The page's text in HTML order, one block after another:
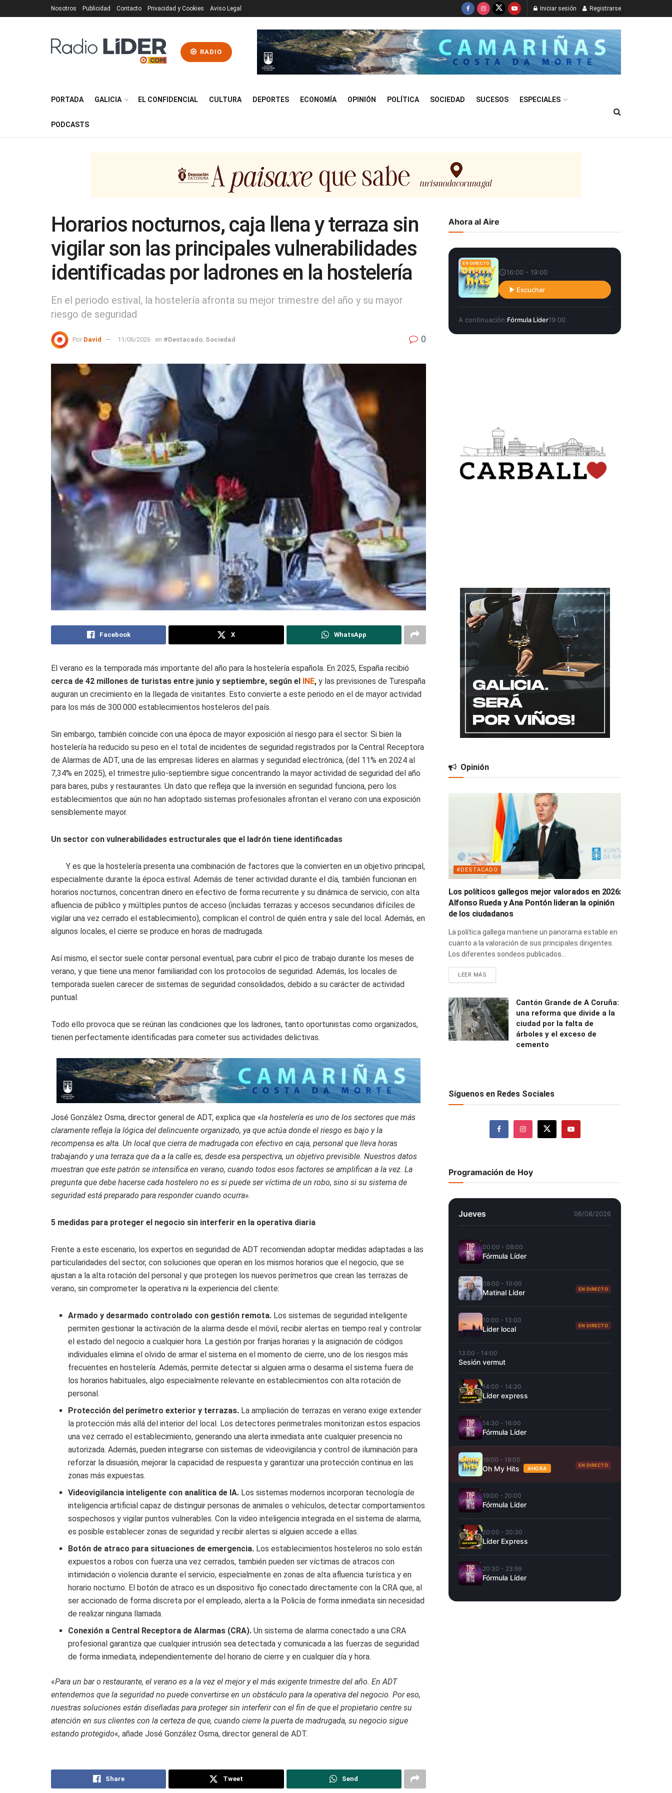
Nosotros Publicidad Contacto Privacidad y Cookies Aviso Legal Iniciar sesión Registrarse
RADIO
PORTADA GALICIA EL CONFIDENCIAL CULTURA DEPORTES ECONOMÍA OPINIÓN POLÍTICA SOCIEDAD SUCESOS ESPECIALES
PODCASTS
Horarios nocturnos, caja llena y terraza sin
vigilar son las principales vulnerabilidades
identificadas por ladrones en la hostelería
En el periodo estival, la hostelería afronta su mejor trimestre del año y su mayor
riesgo de seguridad
Por David 11/06/2026 en #Destacado Sociedad 0
Facebook X WhatsApp
El verano es la temporada más importante del año para la hostelería española. En 2025, España recibió
cerca de 42 millones de turistas entre junio y septiembre, según el INE, y las previsiones de Turespaña
auguran un crecimiento en la llegada de visitantes. Esto convierte a este periodo en el de mayor actividad
para los más de 300.000 establecimientos hosteleros del país.
Sin embargo, también coincide con una época de mayor exposición al riesgo para el sector. Si bien la
hostelería ha reducido su peso en el total de incidentes de seguridad registrados por la Central Receptora
de Alarmas de ADT, una de las empresas líderes en alarmas y seguridad electrónica, (del 11% en 2024 al
7,34% en 2025), el trimestre julio-septiembre sigue concentrando la mayor actividad de seguridad del año
para bares, pubs y restaurantes. Un dato que refleja que la inversión en seguridad funciona, pero los
establecimientos que aún no han adoptado sistemas profesionales afrontan el verano con una exposición
sensiblemente mayor.
Un sector con vulnerabilidades estructurales que el ladrón tiene identificadas
Y es que la hostelería presenta una combinación de factores que la convierten en un objetivo principal,
especialmente durante la época estival. Además de tener actividad durante el día, también funcionan en
horarios nocturnos, concentran dinero en efectivo de forma recurrente y su dinámica de servicio, con alta
afluencia de público y múltiples puntos de acceso (incluidas terrazas y accesos secundarios difíciles de
vigilar una vez cerrado el establecimiento), complican el control de quién entra y sale del local. Además, en
algunos locales, el cierre se produce en horas de madrugada.
Así mismo, el sector suele contar personal eventual, para cubrir el pico de trabajo durante los meses de
verano, y que tiene una menor familiaridad con los protocolos de seguridad. Además, los locales de
temporada suelen carecer de sistemas de seguridad consolidados, debido a su carácter de actividad
puntual.
Todo ello provoca que se reúnan las condiciones que los ladrones, tanto oportunistas como organizados,
tienen perfectamente identificadas para cometer sus actividades delictivas.
José González Osma, director general de ADT, explica que «la hostelería es uno de los sectores que más
claramente refleja la lógica del delincuente organizado, ya que actúa donde el riesgo es bajo y la
recompensa es alta. Un local que cierra de madrugada con efectivo en caja, personal que lleva horas
trabajando y una terraza que da a la calle es, desde esa perspectiva, un objetivo previsible. Nuestros datos
muestran que este patrón se intensifica en verano, cuando todos esos factores se amplifican a la vez. La
pregunta que debe hacerse cada hostelero no es si puede ser víctima de un robo, sino si su sistema de
seguridad está preparado para responder cuando ocurra».
5 medidas para proteger el negocio sin interferir en la operativa diaria
Frente a este escenario, los expertos en seguridad de ADT recomiendan adoptar medidas adaptadas a las
particularidades del sector, con soluciones que operan en los mismos horarios que el negocio, que se
ajustan a la alta rotación del personal y que protegen los nuevos perímetros que crean las terrazas de
verano, sin comprometer la operativa ni la experiencia del cliente:
Armado y desarmado controlado con gestión remota. Los sistemas de seguridad inteligente
permiten gestionar la activación de la alarma desde el móvil, recibir alertas en tiempo real y controlar
el estado del negocio a cualquier hora. La gestión por franjas horarias y la asignación de códigos
individuales elimina el olvido de armar el sistema en el momento de cierre, uno de los riesgos más
frecuentes en hostelería. Además, permite detectar si alguien arma o desarma el sistema fuera de
los horarios habituales, algo especialmente relevante en establecimientos con alta rotación de
personal.
Protección del perímetro exterior y terrazas. La ampliación de terrazas en verano exige extender
la protección más allá del interior del local. Los detectores perimetrales monitorizan estos espacios
una vez cerrado el establecimiento, generando una alerta inmediata ante cualquier presencia no
autorizada. Además, pueden integrarse con sistemas de videovigilancia y control de iluminación para
reforzar la disuasión, mejorar la capacidad de respuesta y garantizar una protección continua en las
zonas más expuestas.
Videovigilancia inteligente con analítica de IA. Los sistemas modernos incorporan tecnología de
inteligencia artificial capaz de distinguir personas de animales o vehículos, detectar comportamientos
sospechosos y vigilar puntos vulnerables. Con la video inteligencia integrada en el sistema de alarma,
es posible establecer zonas de seguridad y recibir alertas si alguien accede a ellas.
Botón de atraco para situaciones de emergencia. Los establecimientos hosteleros no solo están
expuestos a robos con fuerza una vez cerrados, también pueden ser víctimas de atracos con
intimidación o violencia durante el servicio, especialmente en zonas de alta afluencia turística y en
horario nocturno. El botón de atraco es un dispositivo fijo conectado directamente con la CRA que, al
ser accionado de forma discreta por el empleado, alerta a la Policía de forma inmediata sin necesidad
de realizar ninguna llamada.
Conexión a Central Receptora de Alarmas (CRA). Un sistema de alarma conectado a una CRA
profesional garantiza que cualquier intrusión sea detectada y comunicada a las fuerzas de seguridad
de forma inmediata, independientemente del horario de cierre y en cualquier día y hora.
«Para un bar o restaurante, el verano es a la vez el mejor y el más exigente trimestre del año. En ADT
entendemos que la seguridad no puede convertirse en un obstáculo para la operativa del negocio. Por eso,
nuestras soluciones están diseñadas para proteger sin interferir con el fin de que el propietario centre su
atención en sus clientes con la certeza de que, cuando cierre la puerta de madrugada, su negocio sigue
estando protegido«, añade José González Osma, director general de ADT.
Share Tweet Send
Ahora al Aire
EN DIRECTO
16:00 - 19:00
Escuchar
A continuación:Fórmula Líder19:00
Opinión
#DESTACADO
Los políticos gallegos mejor valorados en 2026:
Alfonso Rueda y Ana Pontón lideran la opinión
de los ciudadanos
La política gallega mantiene un panorama estable en
cuanto a la valoración de sus principales dirigentes.
Los diferentes sondeos publicados...
LEER MÁS
Cantón Grande de A Coruña:
una reforma que divide a la
ciudad por la falta de
árboles y el exceso de
cemento
Síguenos en Redes Sociales
Programación de Hoy
Jueves 06/08/2026
00:00 - 08:00
Fórmula Líder
08:00 - 10:00
Matinal Líder EN DIRECTO
10:00 - 13:00
Líder local EN DIRECTO
13:00 - 14:00
Sesión vermut
14:00 - 14:30
Líder express
14:30 - 16:00
Fórmula Líder
16:00 - 19:00
Oh My Hits AHORA
EN DIRECTO
19:00 - 20:00
Fórmula Líder
20:00 - 20:30
Líder Express
20:30 - 23:59
Fórmula Líder